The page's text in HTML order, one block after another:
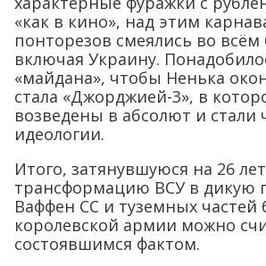
«как в кино», над этим
понторезов смеялись во
включая Украину.
«майдана», чтобы Ненька
стала «Джорджией-3», в
возведены в абсолют и стали
идеологии.
Итого, затянувшуюся на 26 лет
трансформацию ВСУ в дикую
Ваффен СС и туземных частей
королевской армии можно
состоявшимся фактом.